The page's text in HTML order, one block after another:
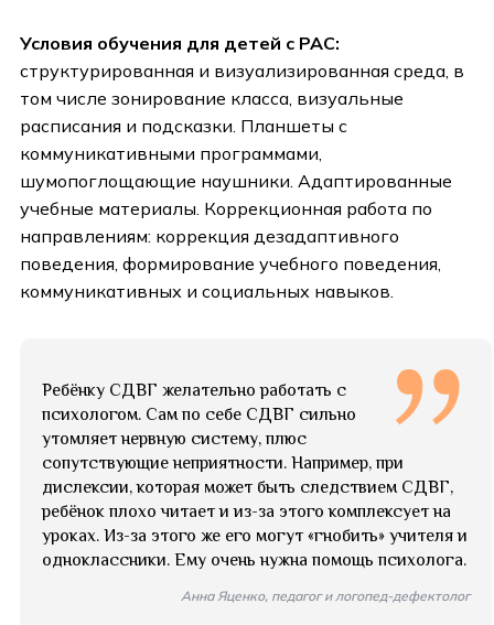
Условия обучения для детей с РАС:
структурированная и визуализированная среда, в
том числе зонирование класса, визуальные
расписания и подсказки. Планшеты с
коммуникативными программами,
шумопоглощающие наушники. Адаптированные
учебные материалы. Коррекционная работа по
направлениям: коррекция дезадаптивного
поведения, формирование учебного поведения,
коммуникативных и социальных навыков.
Ребёнку СДВГ желательно работать с
психологом. Сам по себе СДВГ сильно
утомляет нервную систему, плюс
сопутствующие неприятности. Например, при
дислексии, которая может быть следствием СДВГ,
ребёнок плохо читает и из-за этого комплексует на
уроках. Из-за этого же его могут «гнобить» учителя и
одноклассники. Ему очень нужна помощь психолога.
Анна Яценко, педагог и логопед-дефектолог